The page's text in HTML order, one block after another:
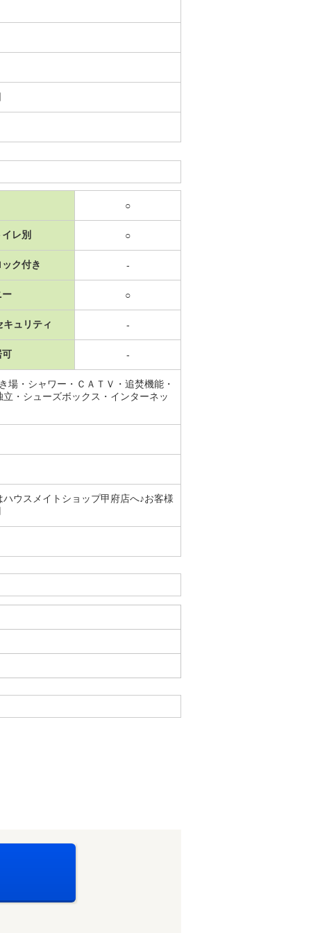
○
レ別 ○
ク付き -
ー ○
キュリティ -
可 -
場・シャワー・ＣＡＴＶ・追焚機能・
・シューズボックス・インターネッ
ウスメイトショップ甲府店へ♪お客様